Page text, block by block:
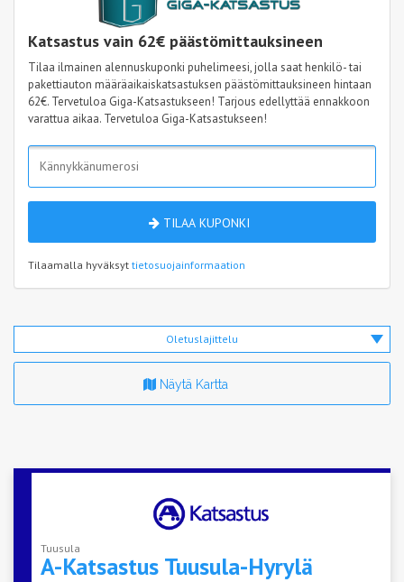
Katsastus vain 62€ päästömittauksineen
Tilaa ilmainen alennuskuponki puhelimeesi, jolla saat henkilö- tai
pakettiauton määräaikaiskatsastuksen päästömittauksineen hintaan
62€. Tervetuloa Giga-Katsastukseen! Tarjous edellyttää ennakkoon
varattua aikaa. Tervetuloa Giga-Katsastukseen!
TILAA KUPONKI
Tilaamalla hyväksyt tietosuojainformaation
Oletuslajittelu
Näytä Kartta
Tuusula
A-Katsastus Tuusula-Hyrylä